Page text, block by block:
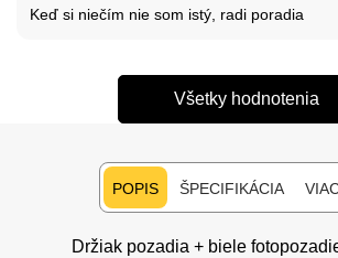
Keď si niečím nie som istý, radi poradia
Všetky hodnotenia
POPIS ŠPECIFIKÁCIA
Držiak pozadia + biele